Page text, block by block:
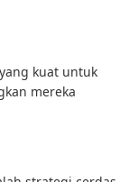
kuat untuk
mereka